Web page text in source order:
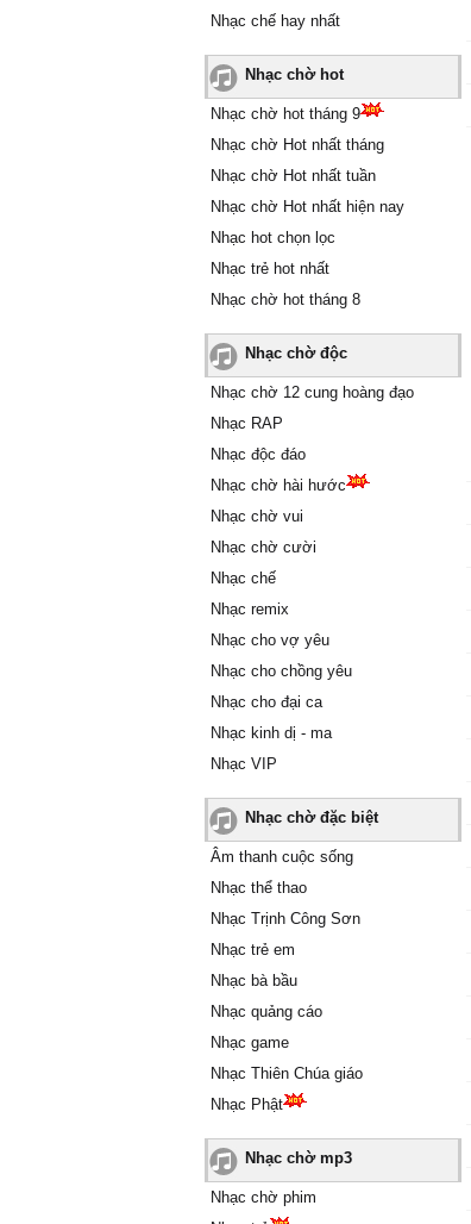
Nhạc chế hay nhất
Nhạc chờ hot
Nhạc chờ hot tháng 9
Nhạc chờ Hot nhất tháng
Nhạc chờ Hot nhất tuần
Nhạc chờ Hot nhất hiện nay
Nhạc hot chọn lọc
Nhạc trẻ hot nhất
Nhạc chờ hot tháng 8
Nhạc chờ độc
Nhạc chờ 12 cung hoàng đạo
Nhạc RAP
Nhạc độc đáo
Nhạc chờ hài hước
Nhạc chờ vui
Nhạc chờ cười
Nhạc chế
Nhạc remix
Nhạc cho vợ yêu
Nhạc cho chồng yêu
Nhạc cho đại ca
Nhạc kinh dị - ma
Nhạc VIP
Nhạc chờ đặc biệt
Âm thanh cuộc sống
Nhạc thể thao
Nhạc Trịnh Công Sơn
Nhạc trẻ em
Nhạc bà bầu
Nhạc quảng cáo
Nhạc game
Nhạc Thiên Chúa giáo
Nhạc Phật
Nhạc chờ mp3
Nhạc chờ phim